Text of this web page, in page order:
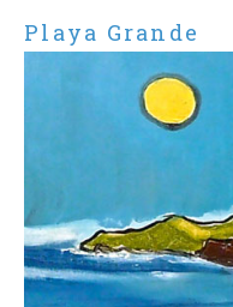
Playa Grande